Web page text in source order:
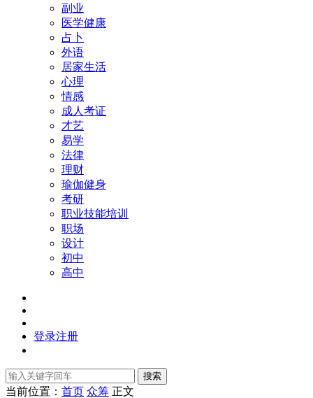
副业
医学健康
占卜
外语
居家生活
心理
情感
成人考证
才艺
易学
法律
理财
瑜伽健身
考研
职业技能培训
职场
设计
初中
高中
登录注册
搜索
当前位置： 首页 众筹 正文